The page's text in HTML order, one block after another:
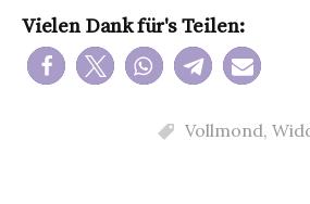
Vielen Dank für's Teilen:
Vollmond,